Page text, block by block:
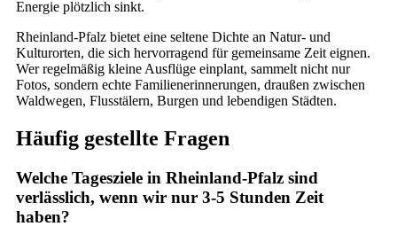
Energie plötzlich sinkt.
Rheinland-Pfalz bietet eine seltene Dichte an Natur- und
Kulturorten, die sich hervorragend für gemeinsame Zeit eignen.
Wer regelmäßig kleine Ausflüge einplant, sammelt nicht nur
Fotos, sondern echte Familienerinnerungen, draußen zwischen
Waldwegen, Flusstälern, Burgen und lebendigen Städten.
Häufig gestellte Fragen
Welche Tagesziele in Rheinland-Pfalz sind
verlässlich, wenn wir nur 3-5 Stunden Zeit
haben?